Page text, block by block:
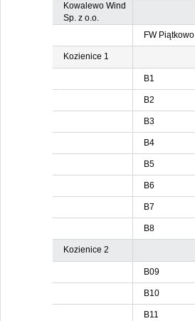
Kowalewo Wind
Sp. z o.o.
FW Piątkowo
Kozienice 1
B1
B2
B3
B4
B5
B6
B7
B8
Kozienice 2
B09
B10
B11